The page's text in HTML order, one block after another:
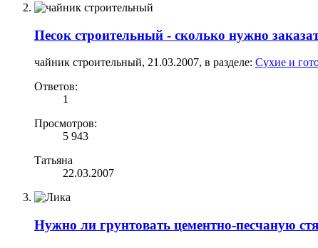
Песок строительный - сколько нужно
чайник строительный, 21.03.2007, в разделе: Сухие и
Ответов:
1
Просмотров:
5 943
Татьяна
22.03.2007
Нужно ли грунтовать цементно-песчаную